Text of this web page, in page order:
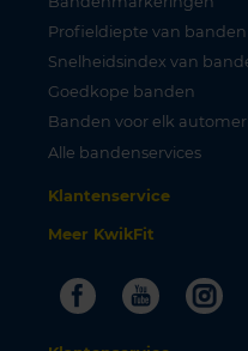
Profieldiepte van banden
Snelheidsindex van
Goedkope banden
Banden voor elk
Alle bandenservices
Klantenservice
Meer KwikFit
Facebook